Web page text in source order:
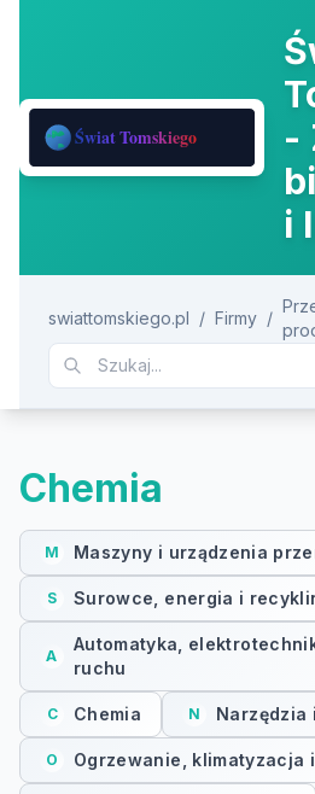
-
i
swiattomskiego.pl / Firmy /
Chemia
M Maszyny i urządzenia
S Surowce, energia i
A
Automatyka,
ruchu
C Chemia N Narzędzia
O Ogrzewanie, klimatyzacja